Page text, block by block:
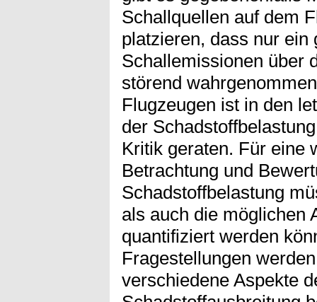
Schallquellen auf dem
platzieren, dass nur ein
Schallemissionen über
störend
Flugzeugen ist in den
der
Kritik geraten. Für eine
Betrachtung und
Schadstoffbelastung
als auch die möglichen
quantifiziert werden
Fragestellungen
verschiedene Aspekte